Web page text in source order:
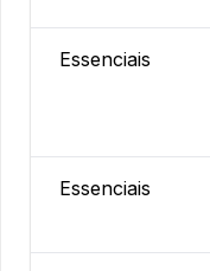
Essenciais
Essenciais